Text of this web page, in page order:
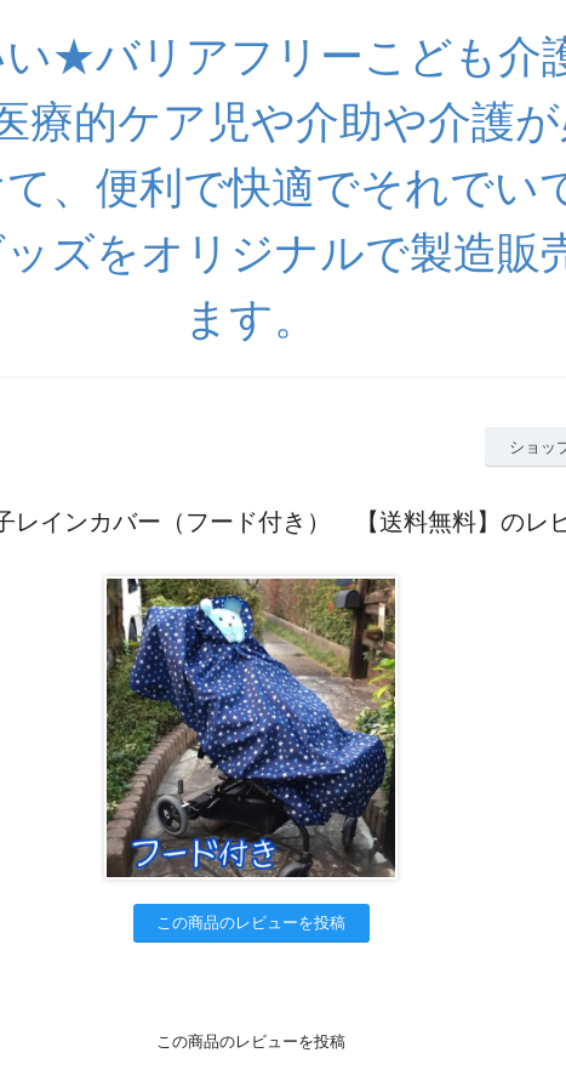
い★バリアフリーこども介
的ケア児や介助や介護が
、便利で快適でそれでい
ズをオリジナルで製造販
ます。
ショッ
レインカバー（フード付き） 【送料無料】のレ
この商品のレビューを投稿
この商品のレビューを投稿